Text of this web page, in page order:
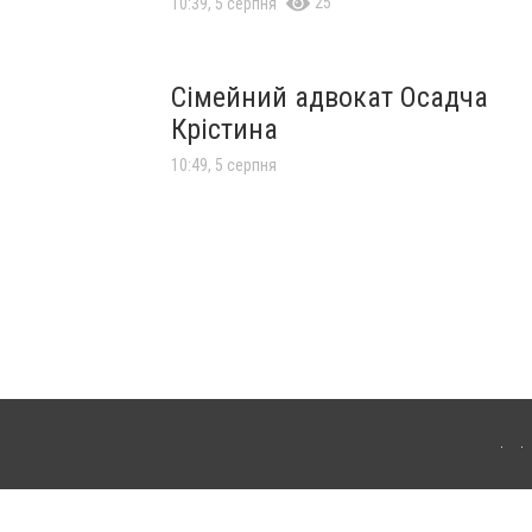
Сімейний адвокат Осадча
Крістина
10:49, 5 серпня